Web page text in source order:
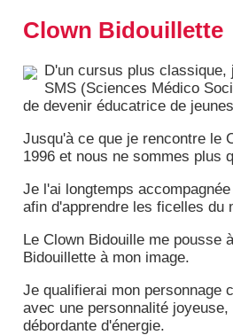
Clown Bidouillette
D'un cursus plus classique,
SMS (Sciences Médico
de devenir éducatrice de
Jusqu'à ce que je rencontre le
1996 et nous ne sommes plus
Je l'ai longtemps
afin d'apprendre les ficelles du
Le Clown Bidouille me pousse
Bidouillette à mon image.
Je qualifierai mon personnage
avec une personnalité
débordante d'énergie.